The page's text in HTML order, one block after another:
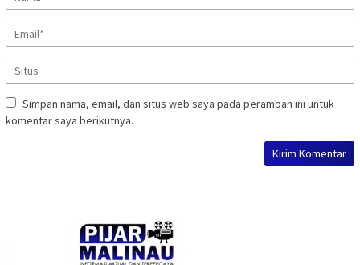
Simpan nama, email, dan situs web saya pada peramban ini untuk
komentar saya berikutnya.